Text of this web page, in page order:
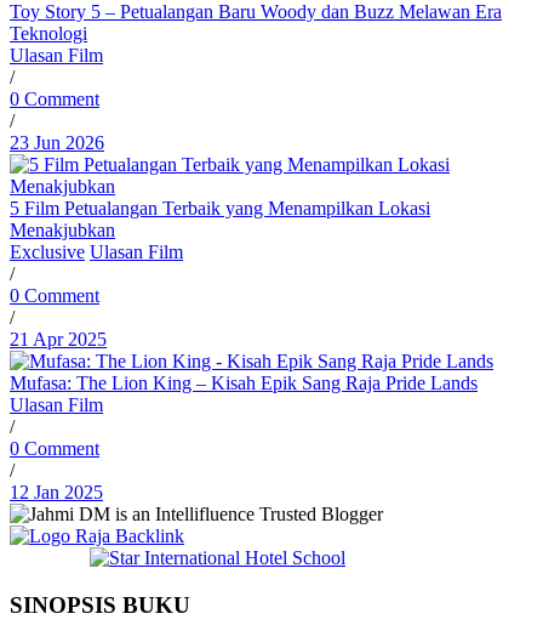
Toy Story 5 – Petualangan Baru Woody dan Buzz Melawan Era
Teknologi
Ulasan Film
/
0 Comment
/
23 Jun 2026
5 Film Petualangan Terbaik yang Menampilkan Lokasi
Menakjubkan
Exclusive Ulasan Film
/
0 Comment
/
21 Apr 2025
Mufasa: The Lion King – Kisah Epik Sang Raja Pride Lands
Ulasan Film
/
0 Comment
/
12 Jan 2025
SINOPSIS BUKU